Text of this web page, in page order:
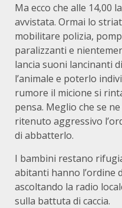
Ma ecco che alle 14,00
avvistata. Ormai lo
mobilitare polizia,
paralizzanti e
lancia suoni lancinanti
l’animale e poterlo
rumore il micione si
pensa. Meglio che se
ritenuto aggressivo
di abbatterlo.
I bambini restano
abitanti hanno l’ordine
ascoltando la radio
sulla battuta di caccia.